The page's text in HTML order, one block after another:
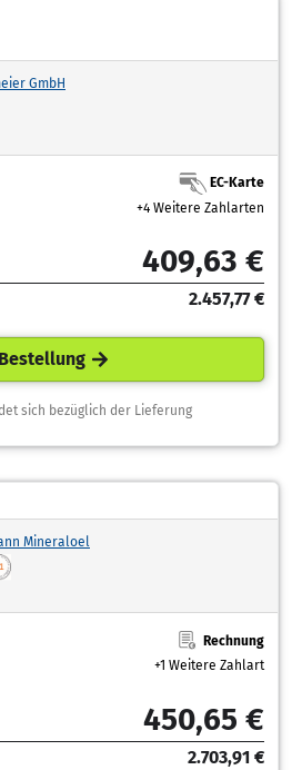
GmbH
EC-Karte
+4 Weitere Zahlarten
409,63 €
2.457,77 €
sich bezüglich der Lieferung
Mineraloel
Rechnung
+1 Weitere Zahlart
450,65 €
2.703,91 €